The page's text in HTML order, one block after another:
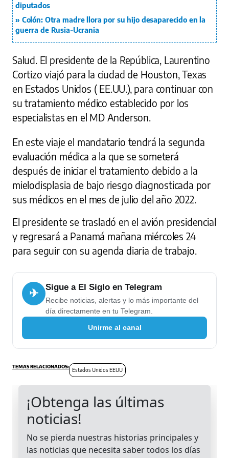
diputados
Colón: Otra madre llora por su hijo desaparecido en la
guerra de Rusia-Ucrania
Salud. El presidente de la República, Laurentino
Cortizo viajó para la ciudad de Houston, Texas
en Estados Unidos ( EE.UU.), para continuar con
su tratamiento médico establecido por los
especialistas en el MD Anderson.
En este viaje el mandatario tendrá la segunda
evaluación médica a la que se someterá
después de iniciar el tratamiento debido a la
mielodisplasia de bajo riesgo diagnosticada por
sus médicos en el mes de julio del año 2022.
El presidente se trasladó en el avión presidencial
y regresará a Panamá mañana miércoles 24
para seguir con su agenda diaria de trabajo.
✈ Sigue a El Siglo en Telegram
Recibe noticias, alertas y lo más importante del
día directamente en tu Telegram.
Unirme al canal
Estados Unidos EEUU